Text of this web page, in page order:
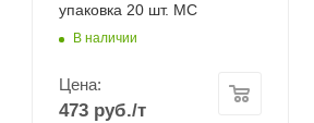
упаковка 20 шт. МС
В наличии
Цена:
473 руб./т